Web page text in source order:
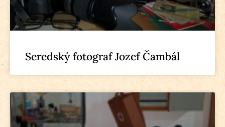
Seredský fotograf Jozef Čambál